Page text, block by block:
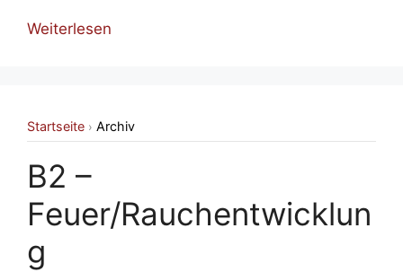
Weiterlesen
Startseite › Archiv
B2 –
Feuer/Rauchentwicklun
g